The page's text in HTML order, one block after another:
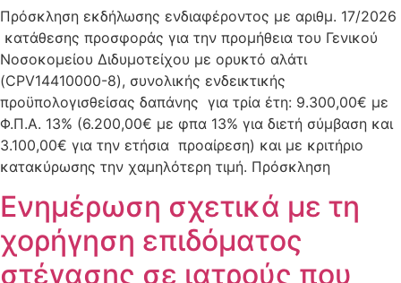
Πρόσκληση εκδήλωσης ενδιαφέροντος με αριθμ. 17/2026
κατάθεσης προσφοράς για την προμήθεια του Γενικού
Νοσοκομείου Διδυμοτείχου με ορυκτό αλάτι
(CPV14410000-8), συνολικής ενδεικτικής
προϋπολογισθείσας δαπάνης για τρία έτη: 9.300,00€ με
Φ.Π.Α. 13% (6.200,00€ με φπα 13% για διετή σύμβαση και
3.100,00€ για την ετήσια προαίρεση) και με κριτήριο
κατακύρωσης την χαμηλότερη τιμή. Πρόσκληση
Ενημέρωση σχετικά με τη
χορήγηση επιδόματος
στέγασης σε ιατρούς που